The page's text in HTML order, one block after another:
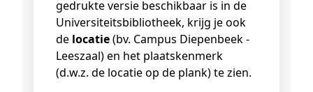
gedrukte versie beschikbaar is in de
Universiteitsbibliotheek, krijg je ook
de locatie(bv. Campus Diepenbeek -
Leeszaal) en het plaatskenmerk
(d.w.z. de locatie op de plank) te zien.